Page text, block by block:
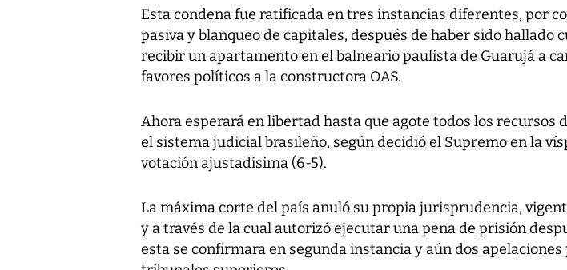
Esta condena fue ratificada en tres instancias diferentes, por
pasiva y blanqueo de capitales, después de haber sido hallado
recibir un apartamento en el balneario paulista de Guarujá a
favores políticos a la constructora OAS.
Ahora esperará en libertad hasta que agote todos los recursos
el sistema judicial brasileño, según decidió el Supremo en la
votación ajustadísima (6-5).
La máxima corte del país anuló su propia jurisprudencia,
y a través de la cual autorizó ejecutar una pena de prisión
esta se confirmara en segunda instancia y aún dos